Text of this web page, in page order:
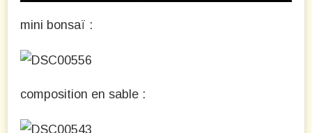
mini bonsaï :
composition en sable :